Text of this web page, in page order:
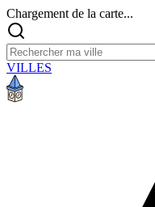
Chargement de la carte...
VILLES